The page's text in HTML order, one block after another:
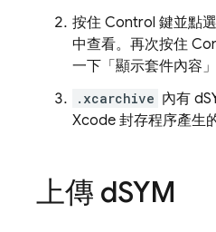
按住 Control 鍵並點
中查看。再次按住
一下「顯示套件內容」
.xcarchive 內有
Xcode 封存程序產生
上傳 dSYM